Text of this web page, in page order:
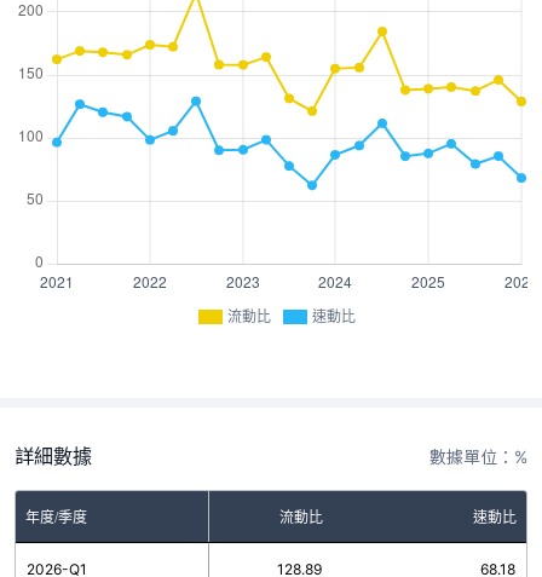
流動比 速動比
詳細數據 數據單位：%
年度/季度 流動比 速動比
2026-Q1 128.89 68.18